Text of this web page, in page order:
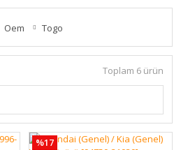
Oem Togo
Toplam 6 ürün
%17